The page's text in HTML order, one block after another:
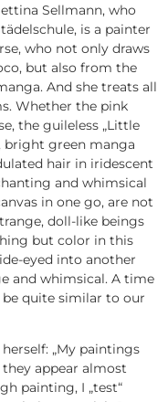
Sellmann, who
is a painter
who not only draws
but also from the
And she treats all
Whether the pink
the guileless „Little
bright green manga
hair in iridescent
and whimsical
in one go, are not
doll-like beings
but color in this
eyed into another
and whimsical. A time
quite similar to our
„My paintings
appear almost
painting, I „test“